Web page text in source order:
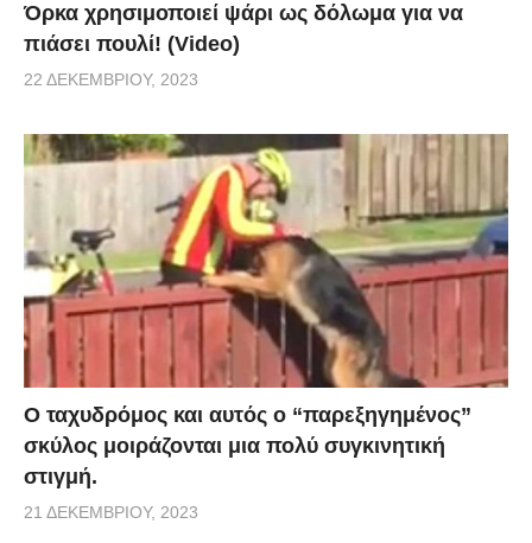
Όρκα χρησιμοποιεί ψάρι ως δόλωμα για να
πιάσει πουλί! (Video)
22 ΔΕΚΕΜΒΡΊΟΥ, 2023
Ο ταχυδρόμος και αυτός ο “παρεξηγημένος”
σκύλος μοιράζονται μια πολύ συγκινητική
στιγμή.
21 ΔΕΚΕΜΒΡΊΟΥ, 2023